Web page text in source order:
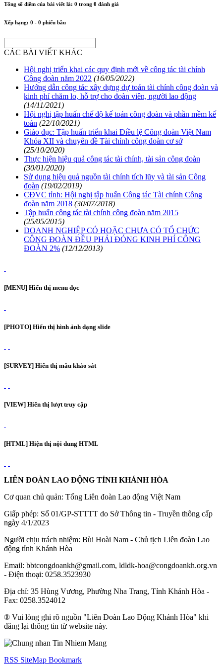
Tổng số điểm của bài viết là: 0 trong 0 đánh giá
Xếp hạng: 0 - 0 phiếu bầu
CÁC BÀI VIẾT KHÁC
Hội nghị triển khai các quy định mới về công tác tài chính
Công đoàn năm 2022 (16/05/2022)
Hướng dẫn công tác xây dựng dự toán tài chính công đoàn và
kinh phí chăm lo, hỗ trợ cho đoàn viên, người lao động
(14/11/2021)
Hội nghị tập huấn chế độ kế toán công đoàn và phần mềm kế
toán (22/10/2021)
Giáo dục: Tập huấn triển khai Điều lệ Công đoàn Việt Nam
Khóa XII và chuyên đề Tài chính công đoàn cơ sở
(25/10/2020)
Thực hiện hiệu quả công tác tài chính, tài sản công đoàn
(30/01/2020)
Sử dụng hiệu quả nguồn tài chính tích lũy và tài sản Công
đoàn (19/02/2019)
CĐVC tỉnh: Hội nghị tập huấn Công tác Tài chính Công
đoàn năm 2018 (30/07/2018)
Tập huấn công tác tài chính công đoàn năm 2015
(25/05/2015)
DOANH NGHIỆP CÓ HOẶC CHƯA CÓ TỔ CHỨC
CÔNG ĐOÀN ĐỀU PHẢI ĐÓNG KINH PHÍ CÔNG
ĐOÀN 2% (12/12/2013)
[MENU] Hiển thị menu dọc
[PHOTO] Hiển thị hình ảnh dạng slide
[SURVEY] Hiển thị mẫu khảo sát
[VIEW] Hiển thị lượt truy cập
[HTML] Hiện thị nội dung HTML
LIÊN ĐOÀN LAO ĐỘNG TỈNH KHÁNH HÒA
Cơ quan chủ quản: Tổng Liên đoàn Lao động Việt Nam
Giấp phép: Số 01/GP-STTTT do Sở Thông tin - Truyền thông cấp
ngày 4/1/2023
Người chịu trách nhiệm: Bùi Hoài Nam - Chủ tịch Liên đoàn Lao
động tỉnh Khánh Hòa
Email: bbtcongdoankh@gmail.com, ldldk-hoa@congdoankh.org.vn
- Điện thoại: 0258.3523930
Địa chỉ: 35 Hùng Vương, Phường Nha Trang, Tỉnh Khánh Hòa -
Fax: 0258.3524012
® Vui lòng ghi rõ nguồn "Liên Đoàn Lao Động Khánh Hòa" khi
đăng lại thông tin từ website này.
RSS SiteMap Bookmark